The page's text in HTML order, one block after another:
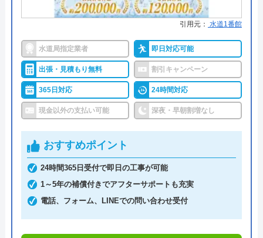
創業・設立 1992年6月1日創立
所在地
〒542-0066
大阪府大阪市中央区瓦屋町3丁目7-3 イ
ースマイルビル
対応エリア 39都道府県
細
イースマイルのクチコミ on
4.1（198件のクチコミ）
※クチコミの内容について
年
詳細は公式HPでご確認ください
ハウスラボホームがおすすめの理由
ハウスラボホームは全国各地に拠点を構えている水
道修理業者です。トイレ、キッチン、浴室などの水
6,600円からとお手頃価格で提供をしています。
万が一、水まわりに問題が発生した場合は、最短20
分でお客様の元にスタッフが駆けつけます。出張見
引用元： 水道1番館
水道局指定業者 即日対応可能
出張・見積もり無料 割引キャンペーン
365日対応 24時間対応
現金以外の支払い可能 深夜・早朝割増なし
おすすめポイント
24時間365日受付で即日の工事が可能
1～5年の補償付きでアフターサポートも充実
電話、フォーム、LINEでの問い合わせ受付